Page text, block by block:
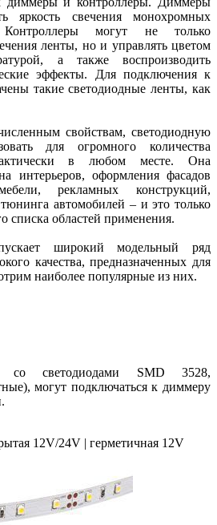
яркость свечения монохромных
Контроллеры могут не только
ленты, но и управлять цветом
а также воспроизводить
эффекты. Для подключения к
такие светодиодные ленты, как
свойствам, светодиодную
для огромного количества
в любом месте. Она
интерьеров, оформления фасадов
рекламных конструкций,
автомобилей – и это только
списка областей применения.
широкий модельный ряд
качества, предназначенных для
наиболее популярные из них.
со светодиодами SMD 3528,
могут подключаться к диммеру
12V/24V | герметичная 12V